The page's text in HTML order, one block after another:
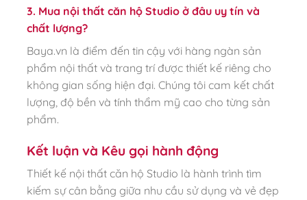
3. Mua nội thất căn hộ Studio ở đâu uy tín và
chất lượng?
Baya.vn là điểm đến tin cậy với hàng ngàn sản
phẩm nội thất và trang trí được thiết kế riêng cho
không gian sống hiện đại. Chúng tôi cam kết chất
lượng, độ bền và tính thẩm mỹ cao cho từng sản
phẩm.
Kết luận và Kêu gọi hành động
Thiết kế nội thất căn hộ Studio là hành trình tìm
kiếm sự cân bằng giữa nhu cầu sử dụng và vẻ đẹp